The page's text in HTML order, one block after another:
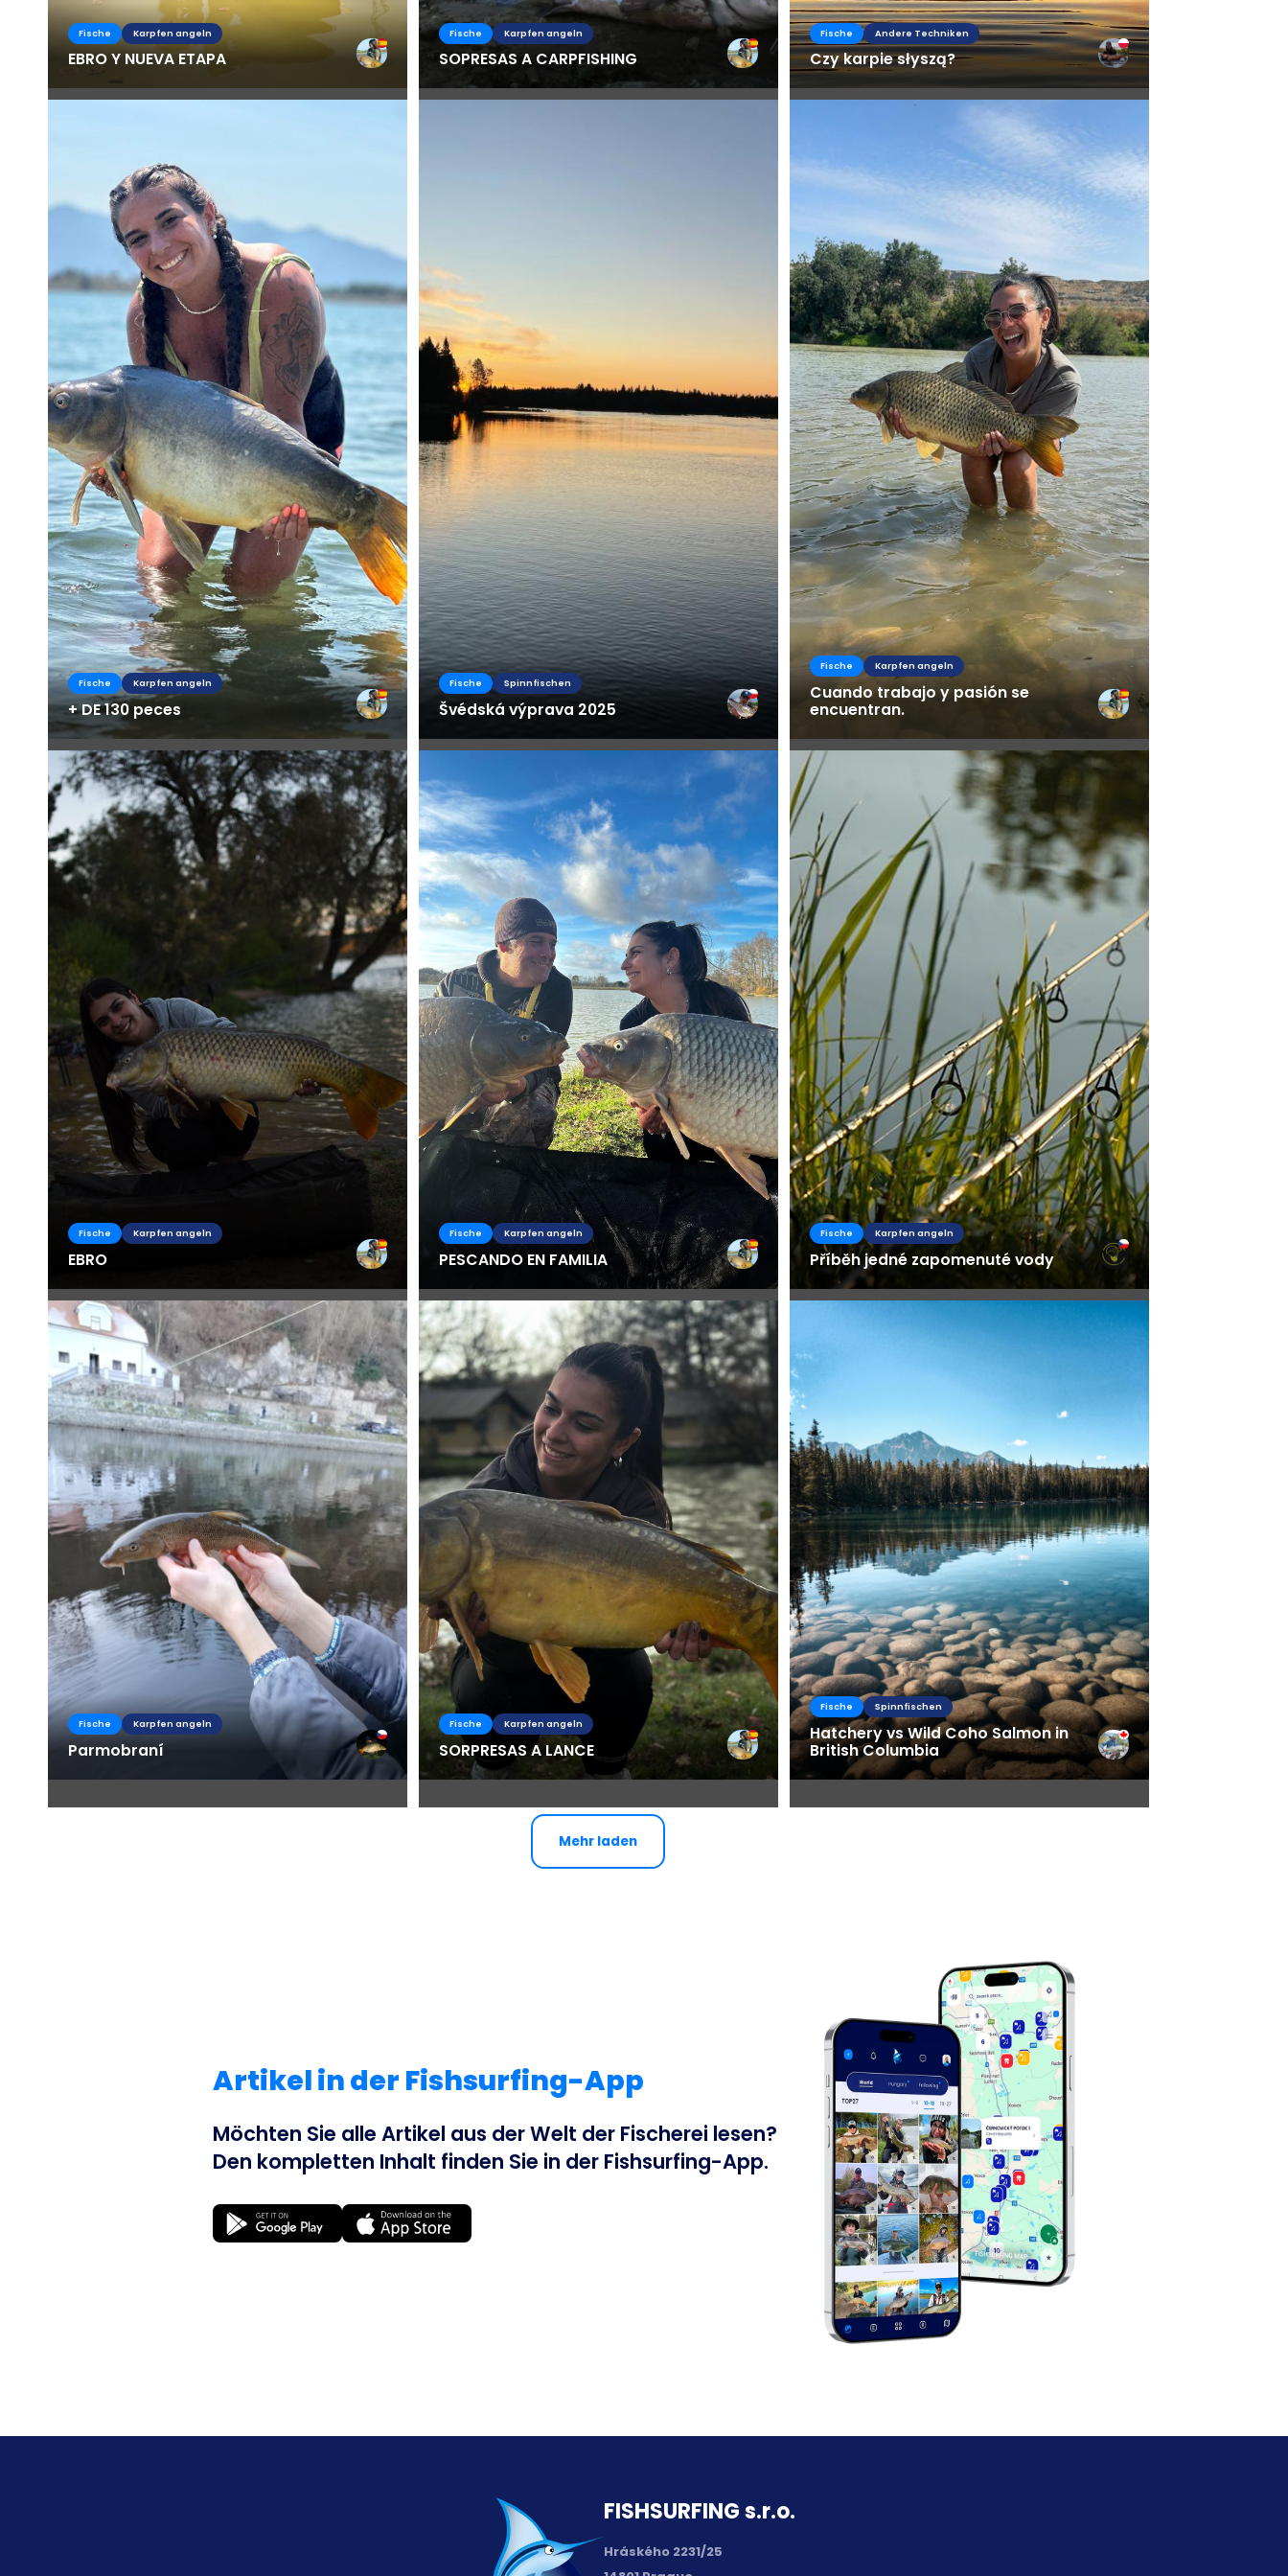
Fische Karpfen angeln
EBRO Y NUEVA ETAPA
Fische Karpfen angeln
SOPRESAS A CARPFISHING
Fische Andere Techniken
Czy karpie słyszą?
Fische Karpfen angeln
+ DE 130 peces
Fische Spinnfischen
Švédská výprava 2025
Fische Karpfen angeln
Cuando trabajo y pasión se
encuentran.
Fische Karpfen angeln
EBRO
Fische Karpfen angeln
PESCANDO EN FAMILIA
Fische Karpfen angeln
Příběh jedné zapomenuté vody
Fische Karpfen angeln
Parmobraní
Fische Karpfen angeln
SORPRESAS A LANCE
Fische Spinnfischen
Hatchery vs Wild Coho Salmon in
British Columbia
Mehr laden
Artikel in der Fishsurfing-App
Möchten Sie alle Artikel aus der Welt der Fischerei lesen?
Den kompletten Inhalt finden Sie in der Fishsurfing-App.
FISH­SURFING s.r.o.
Hráského 2231/25